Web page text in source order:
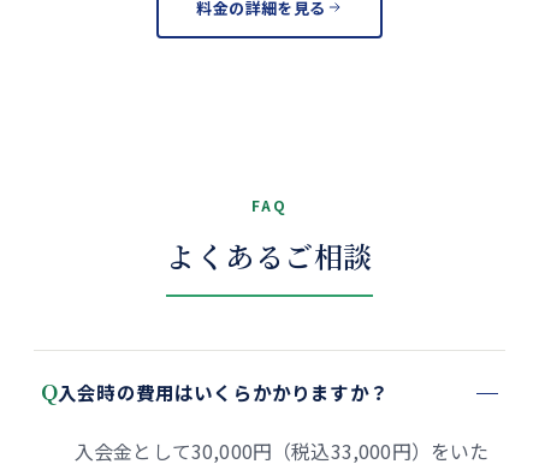
料金の詳細を見る
FAQ
よくあるご相談
Q入会時の費用はいくらかかりますか？
入会金として30,000円（税込33,000円）をいた